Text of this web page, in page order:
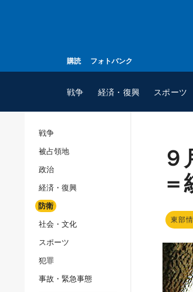
購読 フォトバンク
戦争 経済・復興 スポーツ
スポーツ
戦争
被占領地
政治
経済・復興
防衛
社会・文化
スポーツ
犯罪
事故・緊急事態
東部